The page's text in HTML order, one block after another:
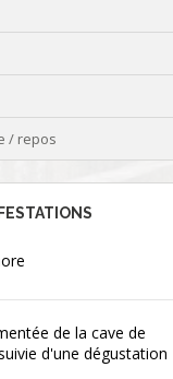
/ repos
de la cave de
d'une dégustation